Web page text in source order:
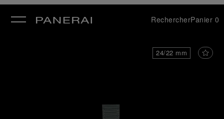
RechercherPanier 0
24/22 mm